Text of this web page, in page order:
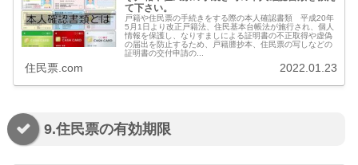
て下さい。
戸籍や住民票の手続きをする際の本人確認書類 平成20年
5月1日より改正戸籍法、住民基本台帳法が施行され、個人
情報を保護し、なりすましによる証明書の不正取得や虚偽
の届出を防止するため、戸籍謄抄本、住民票の写しなどの
証明書の交付申請の...
住民票.com 2022.01.23
9.住民票の有効期限